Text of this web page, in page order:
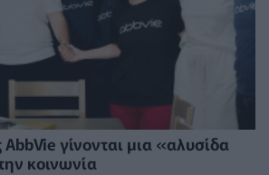
γίνονται μια «αλυσίδα
κοινωνία